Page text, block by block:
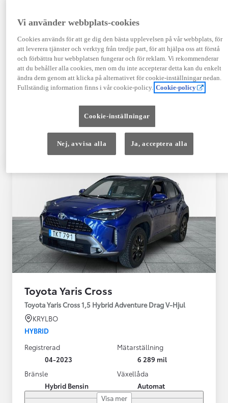
TOYOTA APPROVED
USED
Garanti upp till 10 år eller 20 000 mil – i
kombination med Toyota Relax
12 månaders vägassistans
Toyota Yaris Cross
Toyota Yaris Cross 1,5 Hybrid Adventure Drag V-Hjul
KRYLBO
HYBRID
Registrerad
04-2023
Mätarställning
6 289 mil
Bränsle
Hybrid Bensin
Växellåda
Automat
Visa mer
Vi använder webbplats-cookies
Cookies används för att ge dig den bästa upplevelsen på vår webbplats, för
att leverera tjänster och verktyg från tredje part, för att hjälpa oss att förstå
och förbättra hur webbplatsen fungerar och för reklam. Vi rekommenderar
att du behåller alla cookies, men om du inte accepterar detta kan du enkelt
ändra dem genom att klicka på alternativet för cookie-inställningar nedan.
Fullständig information finns i vår cookie-policy. Cookie-policy
Cookie-inställningar
Nej, avvisa alla Ja, acceptera alla